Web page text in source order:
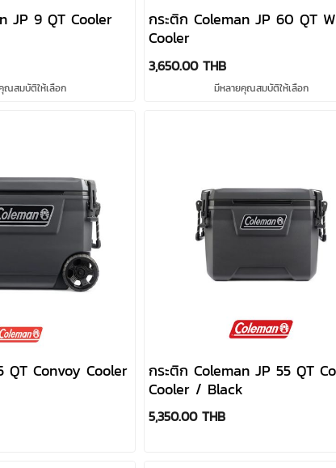
JP 9 QT Cooler
ณสมบัติให้เลือก
กระติก Coleman JP 60 QT
Cooler
3,650.00 THB
มีหลายคุณสมบัติให้เลือก
QT Convoy Cooler
กระติก Coleman JP 55 QT
Cooler / Black
5,350.00 THB